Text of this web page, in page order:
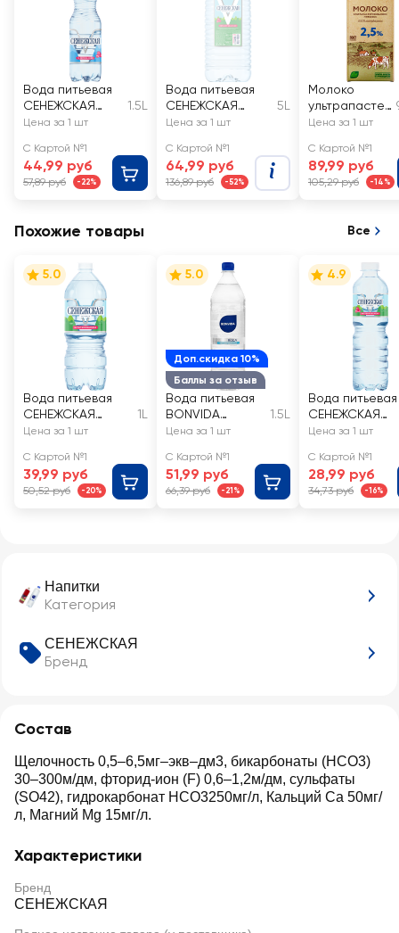
Напитки
Категория
СЕНЕЖСКАЯ
Бренд
Состав
Щелочность 0,5–6,5мг–экв–дм3, бикарбонаты (НСО3)
30–300м/дм, фторид-ион (F) 0,6–1,2м/дм, сульфаты
(SО42), гидрокарбонат HCO3250мг/л, Кальций Ca 50мг/
л, Магний Mg 15мг/л.
Характеристики
Бренд
СЕНЕЖСКАЯ
Вода питьевая
СЕНЕЖСКАЯ
газированная
1.5L
Цена за 1 шт
С Картой №1
44,99 руб
57,89 руб -22%
Вода питьевая
СЕНЕЖСКАЯ
негазированная
5L
Цена за 1 шт
С Картой №1
64,99 руб
136,89 руб -52%
Молоко
ультрапастер
изованное
ЗЕЛЕНОЕ 2,5%,
без змж
Цена за 1 шт
С Картой №1
89,99 руб
105,29 руб -14%
Похожие товары Все
5.0
Вода питьевая
СЕНЕЖСКАЯ
негазированная
1L
Цена за 1 шт
С Картой №1
39,99 руб
50,52 руб -20%
Доп.скидка 10%
Баллы за отзыв
5.0
Вода питьевая
BONVIDA
негазированная
1.5L
Цена за 1 шт
С Картой №1
51,99 руб
66,39 руб -21%
4.9
Вода питьевая
СЕНЕЖСКАЯ
Цена за 1 шт
С Картой №1
28,99 руб
34,73 руб -16%